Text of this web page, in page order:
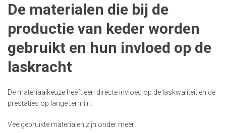
De materialen die bij de
productie van keder worden
gebruikt en hun invloed op de
laskracht
De materiaalkeuze heeft een directe invloed op de laskwaliteit en de
prestaties op lange termijn.
Veelgebruikte materialen zijn onder meer: